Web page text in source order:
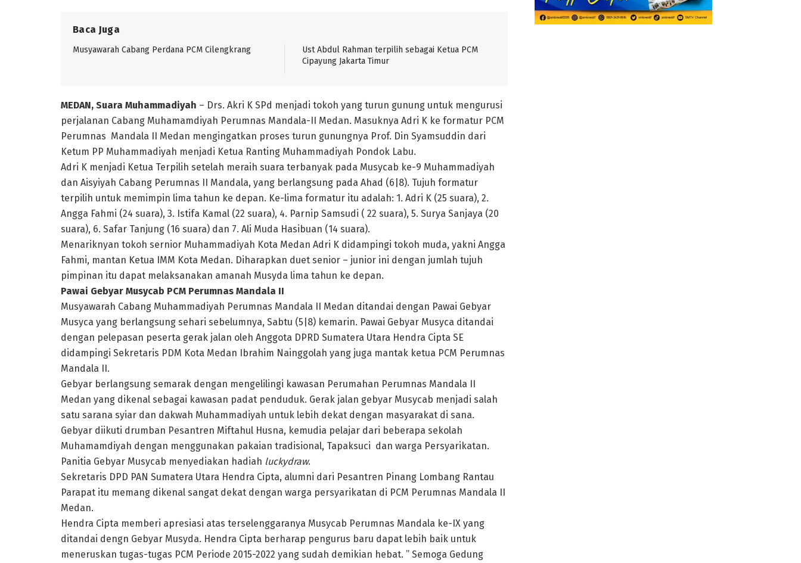
Baca Juga
Musyawarah Cabang Perdana PCM Cilengkrang
Ust Abdul Rahman terpilih sebagai Ketua PCM
Cipayung Jakarta Timur
MEDAN, Suara Muhammadiyah – Drs. Akri K SPd menjadi tokoh yang turun gunung untuk mengurusi
perjalanan Cabang Muhamamdiyah Perumnas Mandala-II Medan. Masuknya Adri K ke formatur PCM
Perumnas Mandala II Medan mengingatkan proses turun gunungnya Prof. Din Syamsuddin dari
Ketum PP Muhammadiyah menjadi Ketua Ranting Muhammadiyah Pondok Labu.
Adri K menjadi Ketua Terpilih setelah meraih suara terbanyak pada Musycab ke-9 Muhammadiyah
dan Aisyiyah Cabang Perumnas II Mandala, yang berlangsung pada Ahad (6|8). Tujuh formatur
terpilih untuk memimpin lima tahun ke depan. Ke-lima formatur itu adalah: 1. Adri K (25 suara), 2.
Angga Fahmi (24 suara), 3. Istifa Kamal (22 suara), 4. Parnip Samsudi ( 22 suara), 5. Surya Sanjaya (20
suara), 6. Safar Tanjung (16 suara) dan 7. Ali Muda Hasibuan (14 suara).
Menariknyan tokoh sernior Muhammadiyah Kota Medan Adri K didampingi tokoh muda, yakni Angga
Fahmi, mantan Ketua IMM Kota Medan. Diharapkan duet senior – junior ini dengan jumlah tujuh
pimpinan itu dapat melaksanakan amanah Musyda lima tahun ke depan.
Pawai Gebyar Musycab PCM Perumnas Mandala II
Musyawarah Cabang Muhammadiyah Perumnas Mandala II Medan ditandai dengan Pawai Gebyar
Musyca yang berlangsung sehari sebelumnya, Sabtu (5|8) kemarin. Pawai Gebyar Musyca ditandai
dengan pelepasan peserta gerak jalan oleh Anggota DPRD Sumatera Utara Hendra Cipta SE
didampingi Sekretaris PDM Kota Medan Ibrahim Nainggolah yang juga mantak ketua PCM Perumnas
Mandala II.
Gebyar berlangsung semarak dengan mengelilingi kawasan Perumahan Perumnas Mandala II
Medan yang dikenal sebagai kawasan padat penduduk. Gerak jalan gebyar Musycab menjadi salah
satu sarana syiar dan dakwah Muhammadiyah untuk lebih dekat dengan masyarakat di sana.
Gebyar diikuti drumban Pesantren Miftahul Husna, kemudia pelajar dari beberapa sekolah
Muhamamdiyah dengan menggunakan pakaian tradisional, Tapaksuci dan warga Persyarikatan.
Panitia Gebyar Musycab menyediakan hadiah luckydraw.
Sekretaris DPD PAN Sumatera Utara Hendra Cipta, alumni dari Pesantren Pinang Lombang Rantau
Parapat itu memang dikenal sangat dekat dengan warga persyarikatan di PCM Perumnas Mandala II
Medan.
Hendra Cipta memberi apresiasi atas terselenggaranya Musycab Perumnas Mandala ke-IX yang
ditandai dengn Gebyar Musyda. Hendra Cipta berharap pengurus baru dapat lebih baik untuk
meneruskan tugas-tugas PCM Periode 2015-2022 yang sudah demikian hebat. ” Semoga Gedung